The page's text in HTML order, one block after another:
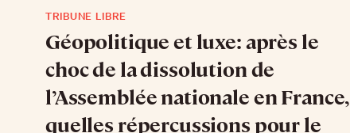
TRIBUNE LIBRE
Géopolitique et luxe: après le
choc de la dissolution de
l’Assemblée nationale en France,
quelles répercussions pour le